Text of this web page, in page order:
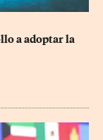
a adoptar la